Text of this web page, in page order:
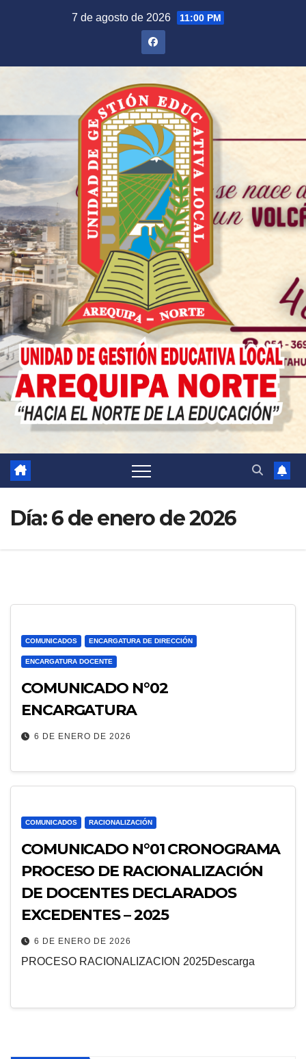
7 de agosto de 2026 11:00 PM
Día:6 de enero de 2026
COMUNICADOS ENCARGATURA DE DIRECCIÓN
ENCARGATURA DOCENTE
COMUNICADO N°02
ENCARGATURA
6 DE ENERO DE 2026
COMUNICADOS RACIONALIZACIÓN
COMUNICADO N°01 CRONOGRAMA
PROCESO DE RACIONALIZACIÓN
DE DOCENTES DECLARADOS
EXCEDENTES – 2025
6 DE ENERO DE 2026
PROCESO RACIONALIZACION 2025Descarga